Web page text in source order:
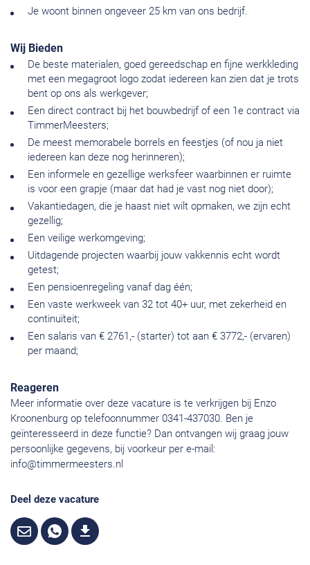
Je woont binnen ongeveer 25 km van ons bedrijf.
Wij Bieden
De beste materialen, goed gereedschap en fijne werkkleding
met een megagroot logo zodat iedereen kan zien dat je trots
bent op ons als werkgever;
Een direct contract bij het bouwbedrijf of een 1e contract via
TimmerMeesters;
De meest memorabele borrels en feestjes (of nou ja niet
iedereen kan deze nog herinneren);
Een informele en gezellige werksfeer waarbinnen er ruimte
is voor een grapje (maar dat had je vast nog niet door);
Vakantiedagen, die je haast niet wilt opmaken, we zijn echt
gezellig;
Een veilige werkomgeving;
Uitdagende projecten waarbij jouw vakkennis echt wordt
getest;
Een pensioenregeling vanaf dag één;
Een vaste werkweek van 32 tot 40+ uur, met zekerheid en
continuïteit;
Een salaris van € 2761,- (starter) tot aan € 3772,- (ervaren)
per maand;
Reageren
Meer informatie over deze vacature is te verkrijgen bij Enzo
Kroonenburg op telefoonnummer 0341-437030. Ben je
geïnteresseerd in deze functie? Dan ontvangen wij graag jouw
persoonlijke gegevens, bij voorkeur per e-mail:
info@timmermeesters.nl
Deel deze vacature